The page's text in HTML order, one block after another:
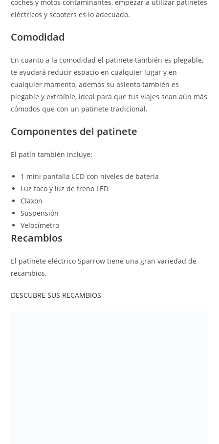
coches y motos contaminantes, empezar a utilizar patinetes
eléctricos y scooters es lo adecuado.
Comodidad
En cuanto a la comodidad el patinete también es plegable,
te ayudará reducir espacio en cualquier lugar y en
cualquier momento, además su asiento también es
plegable y extraíble, ideal para que tus viajes sean aún más
cómodos que con un patinete tradicional.
Componentes del patinete
El patín también incluye:
1 mini pantalla LCD con niveles de batería
Luz foco y luz de freno LED
Claxon
Suspensión
Velocímetro
Recambios
El patinete eléctrico Sparrow tiene una gran variedad de
recambios.
DESCUBRE SUS RECAMBIOS